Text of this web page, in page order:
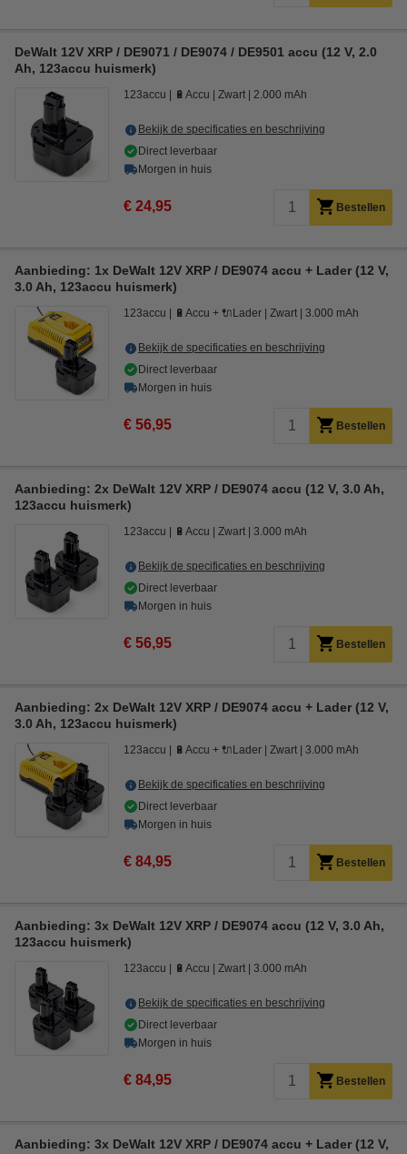
DeWalt 12V XRP / DE9071 / DE9074 / DE9501 accu (12 V, 2.0
Ah, 123accu huismerk)
123accu 🔋Accu Zwart 2.000 mAh
Bekijk de specificaties en beschrijving
Direct leverbaar
Morgen in huis
€ 24,95 Bestellen
Aanbieding: 1x DeWalt 12V XRP / DE9074 accu + Lader (12 V,
3.0 Ah, 123accu huismerk)
123accu 🔋Accu + 🔌Lader Zwart 3.000 mAh
Bekijk de specificaties en beschrijving
Direct leverbaar
Morgen in huis
€ 56,95 Bestellen
Aanbieding: 2x DeWalt 12V XRP / DE9074 accu (12 V, 3.0 Ah,
123accu huismerk)
123accu 🔋Accu Zwart 3.000 mAh
Bekijk de specificaties en beschrijving
Direct leverbaar
Morgen in huis
€ 56,95 Bestellen
Aanbieding: 2x DeWalt 12V XRP / DE9074 accu + Lader (12 V,
3.0 Ah, 123accu huismerk)
123accu 🔋Accu + 🔌Lader Zwart 3.000 mAh
Bekijk de specificaties en beschrijving
Direct leverbaar
Morgen in huis
€ 84,95 Bestellen
Aanbieding: 3x DeWalt 12V XRP / DE9074 accu (12 V, 3.0 Ah,
123accu huismerk)
123accu 🔋Accu Zwart 3.000 mAh
Bekijk de specificaties en beschrijving
Direct leverbaar
Morgen in huis
€ 84,95 Bestellen
Aanbieding: 3x DeWalt 12V XRP / DE9074 accu + Lader (12 V,